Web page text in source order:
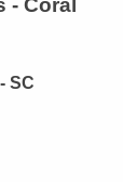
- Coral
SC